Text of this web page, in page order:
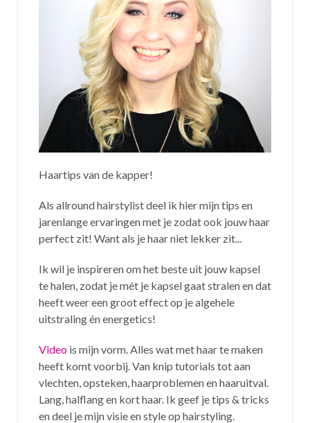
Haartips van de kapper!
Als allround hairstylist deel ik hier mijn tips en
jarenlange ervaringen met je zodat ook jouw haar
perfect zit! Want als je haar niet lekker zit...
Ik wil je inspireren om het beste uit jouw kapsel
te halen, zodat je mét je kapsel gaat stralen en dat
heeft weer een groot effect op je algehele
uitstraling én energetics!
Video is mijn vorm. Alles wat met haar te maken
heeft komt voorbij. Van knip tutorials tot aan
vlechten, opsteken, haarproblemen en haaruitval.
Lang, halflang en kort haar. Ik geef je tips & tricks
en deel je mijn visie en style op hairstyling.